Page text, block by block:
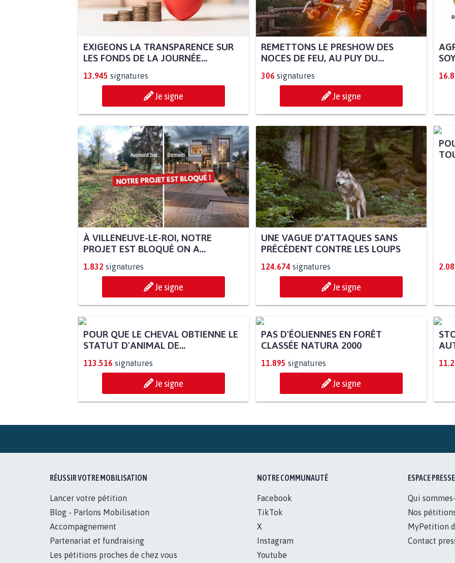
EXIGEONS LA TRANSPARENCE SUR
LES FONDS DE LA JOURNÉE...
13.945 signatures
Je signe
REMETTONS LE PRESHOW DES
NOCES DE FEU, AU PUY DU...
306 signatures
Je signe
À VILLENEUVE-LE-ROI, NOTRE
PROJET EST BLOQUÉ ON A...
1.832 signatures
Je signe
UNE VAGUE D’ATTAQUES SANS
PRÉCÉDENT CONTRE LES LOUPS
124.674 signatures
Je signe
POUR QUE LE CHEVAL OBTIENNE LE
STATUT D'ANIMAL DE...
113.516 signatures
Je signe
PAS D'ÉOLIENNES EN FORÊT
CLASSÉE NATURA 2000
11.895 signatures
Je signe
RÉUSSIR VOTRE MOBILISATION
Lancer votre pétition
Blog - Parlons Mobilisation
Accompagnement
Partenariat et fundraising
Les pétitions proches de chez vous
NOTRE COMMUNAUTÉ
Facebook
TikTok
X
Instagram
Youtube
ESPACE PRESSE
Qui
Nos
MyPetition
Contact